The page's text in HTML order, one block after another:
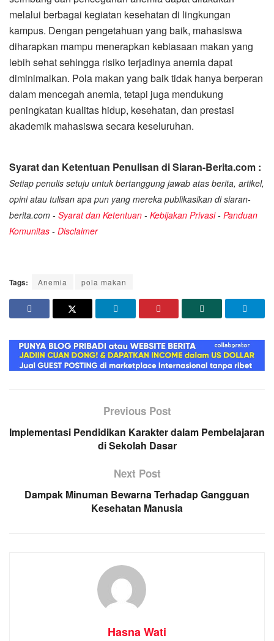
melalui berbagai kegiatan kesehatan di lingkungan
kampus. Dengan pengetahuan yang baik, mahasiswa
diharapkan mampu menerapkan kebiasaan makan yang
lebih sehat sehingga risiko terjadinya anemia dapat
diminimalkan. Pola makan yang baik tidak hanya berperan
dalam mencegah anemia, tetapi juga mendukung
peningkatan kualitas hidup, kesehatan, dan prestasi
akademik mahasiswa secara keseluruhan.
Syarat dan Ketentuan Penulisan di Siaran-Berita.com :
Setiap penulis setuju untuk bertanggung jawab atas berita, artikel,
opini atau tulisan apa pun yang mereka publikasikan di siaran-
berita.com - Syarat dan Ketentuan - Kebijakan Privasi- Panduan
Komunitas - Disclaimer
Tags: Anemia pola makan
Previous Post
Implementasi Pendidikan Karakter dalam Pembelajaran
di Sekolah Dasar
Next Post
Dampak Minuman Bewarna Terhadap Gangguan
Kesehatan Manusia
Hasna Wati